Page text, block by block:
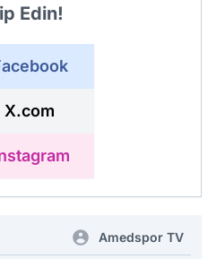
Edin!
X.com
Amedspor TV